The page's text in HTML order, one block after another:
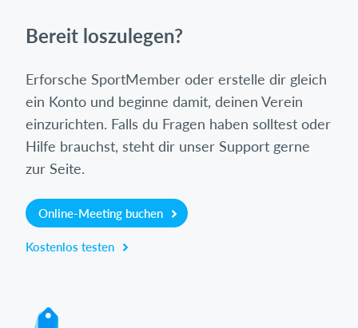
Bereit loszulegen?
Erforsche SportMember oder erstelle dir gleich
ein Konto und beginne damit, deinen Verein
einzurichten. Falls du Fragen haben solltest oder
Hilfe brauchst, steht dir unser Support gerne
zur Seite.
Online-Meeting buchen
Kostenlos testen